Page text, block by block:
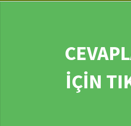
İÇİN